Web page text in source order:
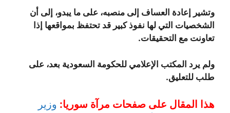
وتشير إعادة العساف إلى منصبه، على ما يبدو، إلى أن
الشخصيات التي لها نفوذ كبير قد تحتفظ بمواقعها إذا
تعاونت مع التحقيقات.
ولم يرد المكتب الإعلامي للحكومة السعودية بعد، على
طلب للتعليق.
هذا المقال على صفحات مرآة سوريا: وزير